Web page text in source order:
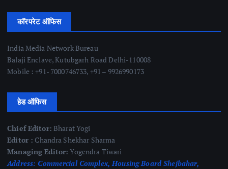
कॉरपरेट ऑफिस
India Media Network Bureau
Balaji Enclave, Kutubgarh Road Delhi-110008
Mobile : +91- 7000746733, +91 – 9926990173
हेड ऑफिस
Chief Editor: Bharat Yogi
Editor : Chandra Shekhar Sharma
Managing Editor: Yogendra Tiwari
Address: Commercial Complex, Housing Board Shejbahar,